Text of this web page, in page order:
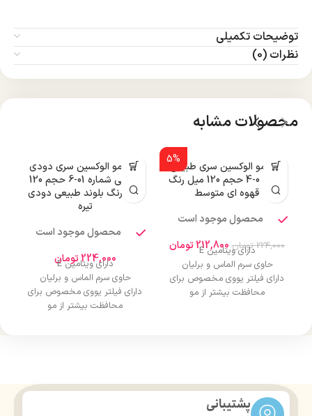
توضیحات تکمیلی
نظرات (0)
محصولات مشابه
5%
رنگ مو الوکسین سری طبیعی
شماره 0-4 حجم 120 میل رنگ
قهوه ای متوسط
محصول موجود است
224,000 تومان 212,800تومان
دارای ویتامین E
حاوی سرم الماس و برلیان
دارای فیلتر یووی مخصوص برای
محافظت بیشتر از مو
رنگ مو الوکسین سری دودی
طبیعی شماره 01-6 حجم 120
میل رنگ بلوند طبیعی دودی
تیره
محصول موجود است
224,000تومان
دارای ویتامین E
حاوی سرم الماس و برلیان
دارای فیلتر یووی مخصوص برای
محافظت بیشتر از مو
پشتیبانی